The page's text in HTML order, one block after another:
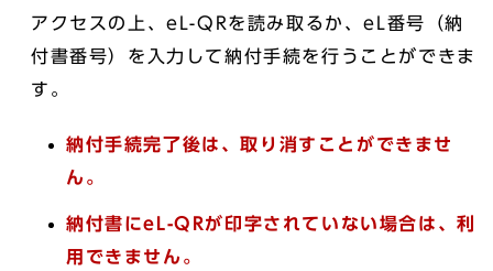
アクセスの上、eL-QRを読み取るか、eL番号（納
付書番号）を入力して納付手続を行うことができま
す。
納付手続完了後は、取り消すことができませ
ん。
納付書にeL-QRが印字されていない場合は、利
用できません。